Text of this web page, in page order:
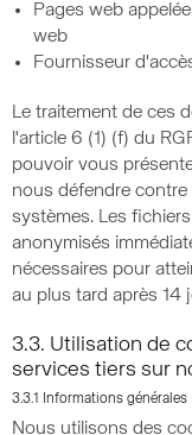
Pages web
web
Fournisseur
Le traitement de ces
l'article 6 (1) (f) du
pouvoir vous
nous défendre
systèmes. Les
anonymisés
nécessaires pour
au plus tard après 14
3.3. Utilisation de
services tiers sur
3.3.1 Informations générales
Nous utilisons des